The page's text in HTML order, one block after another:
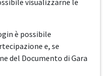
visualizzarne le
è possibile
e, se
del Documento di Gara